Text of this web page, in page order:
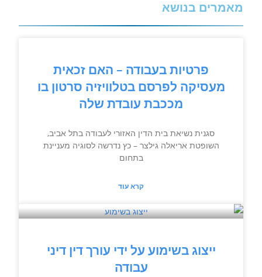
מאמרים בנושא
פרטיות בעבודה – האם זכאית
מעסיקה לפרסם בטלוויזיה סרטון בו
מככבת עובדת שלה
סגנית נשיאת בית הדין האזורי לעבודה בתל אביב,
השופטת אריאלה גילצר – כץ נדרשה לסוגיה מעניינת
בתחום
קרא עוד
ייצוג בשימוע על ידי עורך דין דיני
עבודה